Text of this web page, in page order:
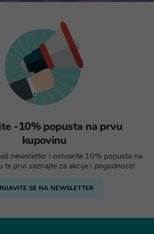
-10% popusta na prvu
kupovinu
newsletter i ostvarite 10% popusta na
te prvi saznajte za akcije i pogodnosti!
SE NA NEWSLETTER